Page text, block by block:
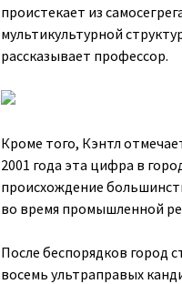
проистекает из
мультикультурной
рассказывает профессор.
Кроме того, Кэнтл
2001 года эта цифра в
происхождение
во время промышленной
После беспорядков город
восемь ультраправых